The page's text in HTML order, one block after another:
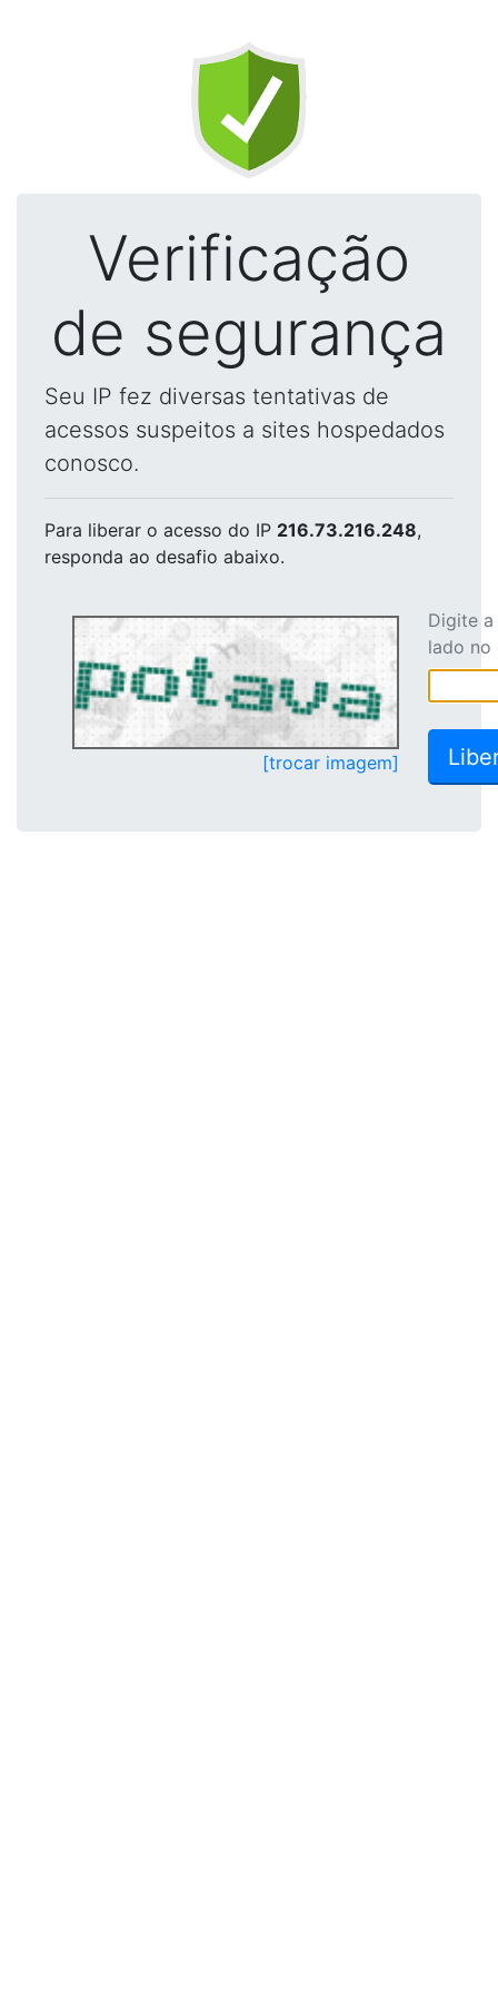
Verificação
de segurança
Seu IP fez diversas tentativas de
acessos suspeitos a sites hospedados
conosco.
Para liberar o acesso do IP 216.73.216.248,
responda ao desafio abaixo.
[trocar imagem]
Digite
lado no